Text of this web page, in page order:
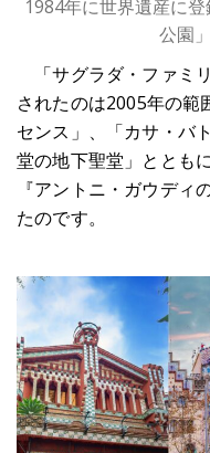
1984年に世界遺産に
公園
「サグラダ・ファミ
されたのは2005年の範
センス」、「カサ・バ
堂の地下聖堂」ととも
『アントニ・ガウディ
たのです。